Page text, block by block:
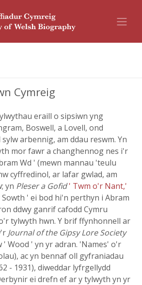
Cymreig
eraill o sipsiwn yng
Boswell, a Lovell, ond
arbennig, am ddau reswm. Yn
mor fawr a changhennog nes i'r
Wd ' (mewn mannau 'teulu
cyffredinol, ar lafar gwlad, am
yn Pleser a Gofid ' Twm o'r Nant,'
Sowth ' ei bod hi'n perthyn i Abram
ddwy ganrif cafodd Cymru
tylwyth hwn. Y brif ffynhonnell ar
Journal of the Gipsy Lore Society
' Wood ' yn yr adran. 'Names' o'r
ac yn bennaf oll gyfraniadau
- 1931), diweddar lyfrgellydd
ei drefn ef ar y tylwyth yn yr